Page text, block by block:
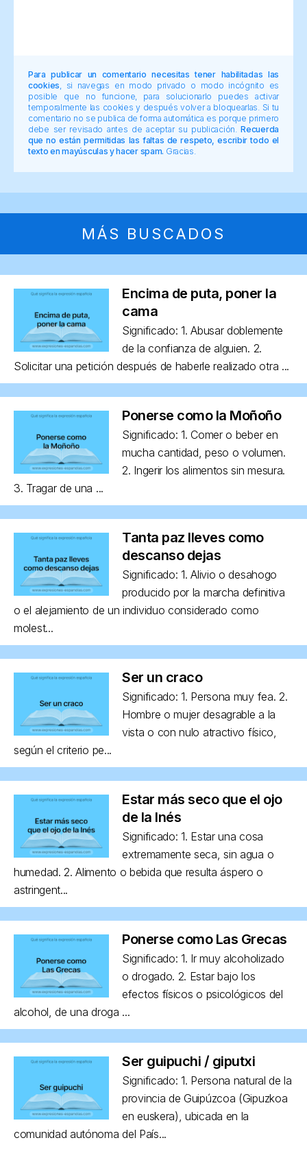
Para publicar un comentario necesitas tener habilitadas las
cookies , si navegas en modo privado o modo incógnito es
posible que no funcione, para solucionarlo puedes activar
temporalmente las cookies y después volver a bloquearlas. Si tu
comentario no se publica de forma automática es porque primero
debe ser revisado antes de aceptar su publicación.Recuerda
que no están permitidas las faltas de respeto, escribir todo el
texto en mayúsculas y hacer spam. Gracias.
MÁS BUSCADOS
Encima de puta, poner la
cama
Significado: 1. Abusar doblemente
de la confianza de alguien. 2.
Solicitar una petición después de haberle realizado otra ...
Ponerse como la Moñoño
Significado: 1. Comer o beber en
mucha cantidad, peso o volumen.
2. Ingerir los alimentos sin mesura.
3. Tragar de una ...
Tanta paz lleves como
descanso dejas
Significado: 1. Alivio o desahogo
producido por la marcha definitiva
o el alejamiento de un individuo considerado como
molest...
Ser un craco
Significado: 1. Persona muy fea. 2.
Hombre o mujer desagrable a la
vista o con nulo atractivo físico,
según el criterio pe...
Estar más seco que el ojo
de la Inés
Significado: 1. Estar una cosa
extremamente seca, sin agua o
humedad. 2. Alimento o bebida que resulta áspero o
astringent...
Ponerse como Las Grecas
Significado: 1. Ir muy alcoholizado
o drogado. 2. Estar bajo los
efectos físicos o psicológicos del
alcohol, de una droga ...
Ser guipuchi / giputxi
Significado: 1. Persona natural de la
provincia de Guipúzcoa (Gipuzkoa
en euskera), ubicada en la
comunidad autónoma del País...